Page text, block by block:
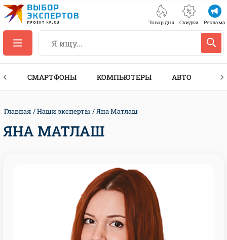
Товар дня Скидки Реклама
СМАРТФОНЫ КОМПЬЮТЕРЫ АВТО
Главная Наши эксперты Яна Матлаш
ЯНА МАТЛАШ